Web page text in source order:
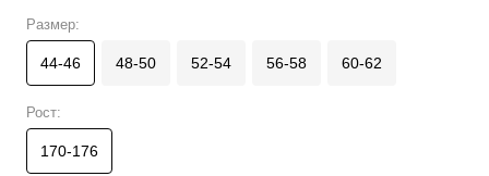
Размер:
44-46 48-50 52-54 56-58 60-62
Рост:
170-176